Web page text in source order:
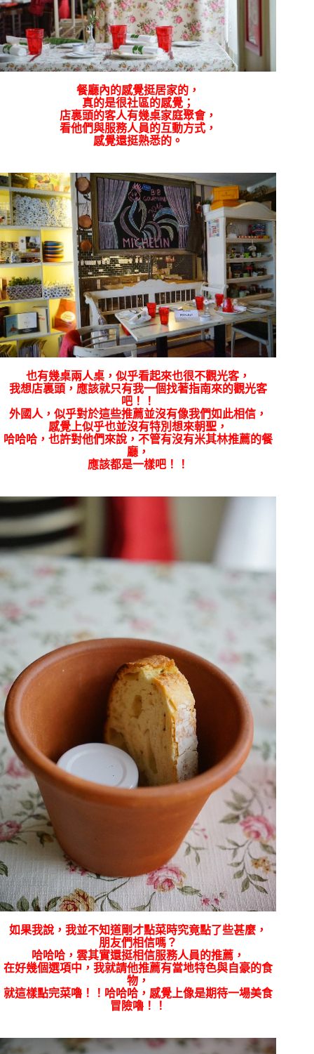
餐廳內的感覺挺居家的，
真的是很社區的感覺；
店裏頭的客人有幾桌家庭聚會，
看他們與服務人員的互動方式，
感覺還挺熟悉的。
也有幾桌兩人桌，似乎看起來也很不觀光客，
我想店裏頭，應該就只有我一個找著指南來的觀光客
吧！！
外國人，似乎對於這些推薦並沒有像我們如此相信，
感覺上似乎也並沒有特別想來朝聖，
哈哈哈，也許對他們來說，不管有沒有米其林推薦的餐
廳，
應該都是一樣吧！！
如果我說，我並不知道剛才點菜時究竟點了些甚麼，
朋友們相信嗎？
哈哈哈，雲其實還挺相信服務人員的推薦，
在好幾個選項中，我就請他推薦有當地特色與自豪的食
物，
就這樣點完菜嚕！！哈哈哈，感覺上像是期待一場美食
冒險嚕！！